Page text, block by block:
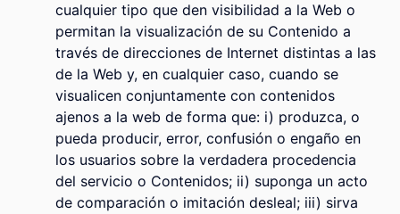
cualquier tipo que den visibilidad a la Web o
permitan la visualización de su Contenido a
través de direcciones de Internet distintas a las
de la Web y, en cualquier caso, cuando se
visualicen conjuntamente con contenidos
ajenos a la web de forma que: i) produzca, o
pueda producir, error, confusión o engaño en
los usuarios sobre la verdadera procedencia
del servicio o Contenidos; ii) suponga un acto
de comparación o imitación desleal; iii) sirva